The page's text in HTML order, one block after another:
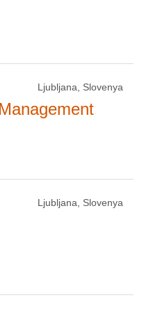
Ljubljana, Slovenya
Ljubljana, Slovenya